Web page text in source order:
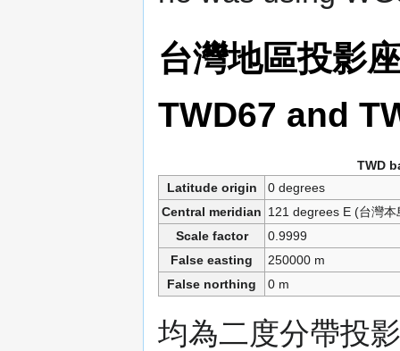
台灣地區投影
TWD67 and
TWD
Latitude origin
0 degrees
Central meridian 121 degrees E (台灣
Scale factor
0.9999
False easting
250000 m
False northing
0 m
均為二度分帶投